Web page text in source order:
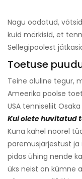
Nagu oodatud,
kuid märkisid, et
Sellegipoolest
Toetuse
Teine oluline tegur,
Ameerika poolse
USA tenniseliit
Kui olete huvitatud
Kuna kahel noorel
paremusjärjestust ja
pidas ühing nende
üks neist on kümne